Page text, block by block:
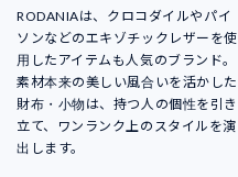
RODANIAは、クロコダイルやパイ
ソンなどのエキゾチックレザーを使
用したアイテムも人気のブランド。
素材本来の美しい風合いを活かした
財布・小物は、持つ人の個性を引き
立て、ワンランク上のスタイルを演
出します。